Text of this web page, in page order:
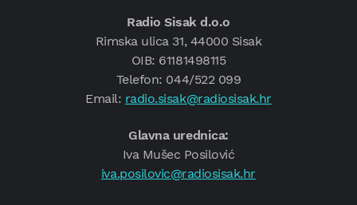
Radio Sisak d.o.o
Rimska ulica 31, 44000 Sisak
OIB: 61181498115
Telefon: 044/522 099
Email: radio.sisak@radiosisak.hr
Glavna urednica:
Iva Mušec Posilović
iva.posilovic@radiosisak.hr